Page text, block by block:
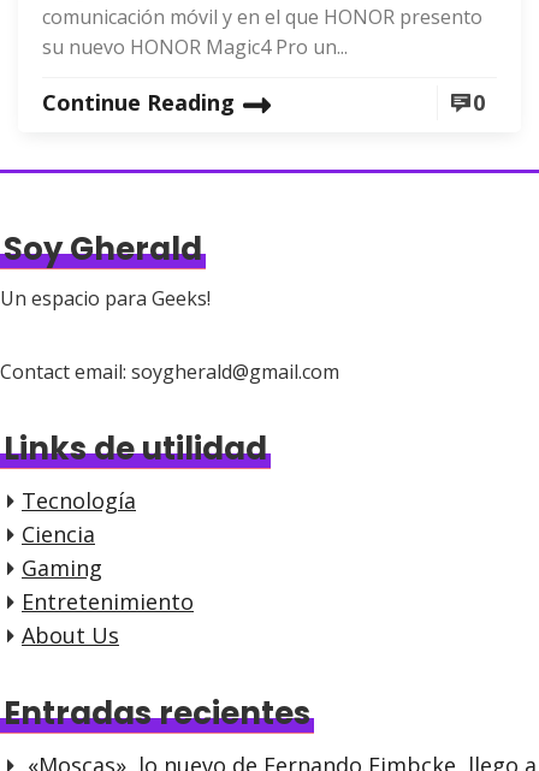
comunicación móvil y en el que HONOR presento
su nuevo HONOR Magic4 Pro un...
Continue Reading 0
Soy Gherald
Un espacio para Geeks!
Contact email: soygherald@gmail.com
Links de utilidad
Tecnología
Ciencia
Gaming
Entretenimiento
About Us
Entradas recientes